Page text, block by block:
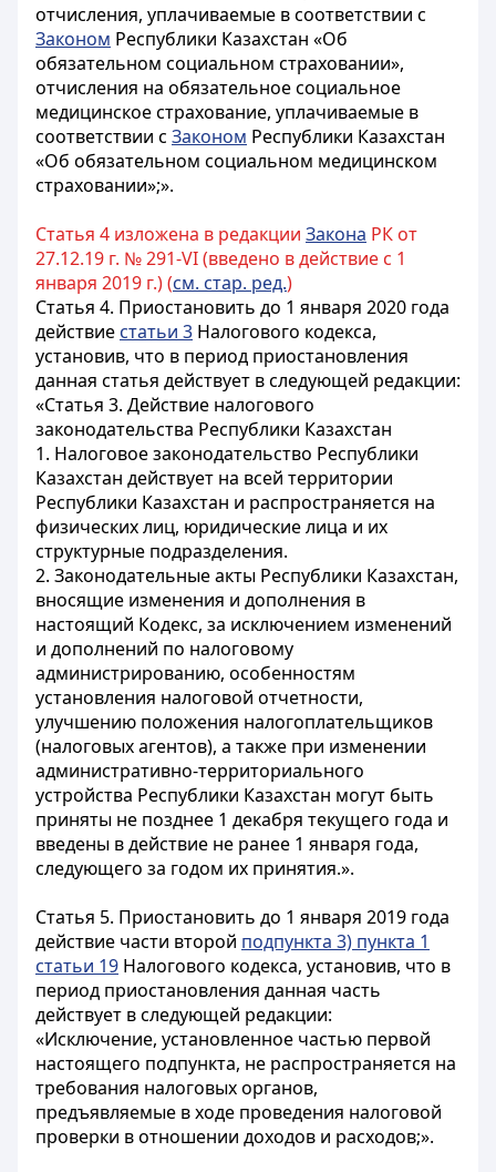
отчисления, уплачиваемые в соответствии с
Законом Республики Казахстан «Об
обязательном социальном страховании»,
отчисления на обязательное социальное
медицинское страхование, уплачиваемые в
соответствии с Законом Республики Казахстан
«Об обязательном социальном медицинском
страховании»;».
Статья 4 изложена в редакции Закона РК от
27.12.19 г. № 291-VI (введено в действие с 1
января 2019 г.) (см. стар. ред.)
Статья 4. Приостановить до 1 января 2020 года
действие статьи 3 Налогового кодекса,
установив, что в период приостановления
данная статья действует в следующей редакции:
«Статья 3. Действие налогового
законодательства Республики Казахстан
1. Налоговое законодательство Республики
Казахстан действует на всей территории
Республики Казахстан и распространяется на
физических лиц, юридические лица и их
структурные подразделения.
2. Законодательные акты Республики Казахстан,
вносящие изменения и дополнения в
настоящий Кодекс, за исключением изменений
и дополнений по налоговому
администрированию, особенностям
установления налоговой отчетности,
улучшению положения налогоплательщиков
(налоговых агентов), а также при изменении
административно-территориального
устройства Республики Казахстан могут быть
приняты не позднее 1 декабря текущего года и
введены в действие не ранее 1 января года,
следующего за годом их принятия.».
Статья 5. Приостановить до 1 января 2019 года
действие части второй подпункта 3) пункта 1
статьи 19 Налогового кодекса, установив, что в
период приостановления данная часть
действует в следующей редакции:
«Исключение, установленное частью первой
настоящего подпункта, не распространяется на
требования налоговых органов,
предъявляемые в ходе проведения налоговой
проверки в отношении доходов и расходов;».